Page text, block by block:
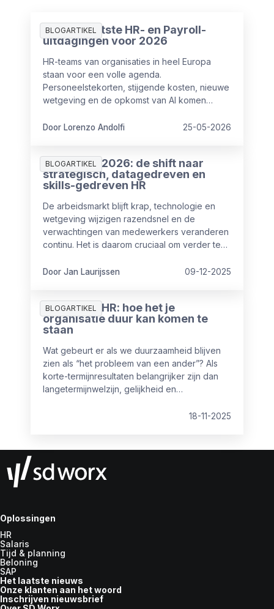
BLOGARTIKEL
De 10 grootste HR- en Payroll-
uitdagingen voor 2026
HR-teams van organisaties in heel Europa
staan voor een volle agenda.
Personeelstekorten, stijgende kosten, nieuwe
wetgeving en de opkomst van AI komen
uitdagingen bestaan. De vraag is welke het
Door Lorenzo Andolfi 25-05-2026
BLOGARTIKEL
HR-trends 2026: de shift naar
strategisch, datagedreven en
skills-gedreven HR
De arbeidsmarkt blijft krap, technologie en
wetgeving wijzigen razendsnel en de
verwachtingen van medewerkers veranderen
continu. Het is daarom cruciaal om verder te
groeien veel HR-afdelingen door van
In dit artikel vind je de belangrijkste HR-trends
voor 2026, met concrete inzichten en
praktische stappen om vandaag al mee te
starten.
Door Jan Laurijssen 09-12-2025
BLOGARTIKEL
Duurzaam HR: hoe het je
organisatie duur kan komen te
staan
Wat gebeurt er als we duurzaamheid blijven
zien als “het probleem van een ander”? Als
korte-termijnresultaten belangrijker zijn dan
langetermijnwelzijn, gelijkheid en
sneller groeien dan de systemen die hen18-11-2025
Oplossingen
HR
Salaris
Tijd & planning
Beloning
SAP
Het laatste nieuws
Onze klanten aan het woord
Inschrijven nieuwsbrief